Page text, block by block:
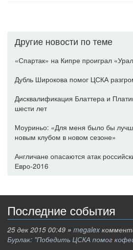
Другие новости по теме
«Спартак» на Кипре проиграл
Дубль Широкова помог ЦСКА
Дисквалификация Блаттера и
шести лет
Моуриньо: «Для меня было бы
новым клубом в новом сезоне»
Англичане опасаются атак
Евро-2016
Последние события
25 дек 2015 00:49 » megalex
Бурлак: "Победить ЦСКА помог